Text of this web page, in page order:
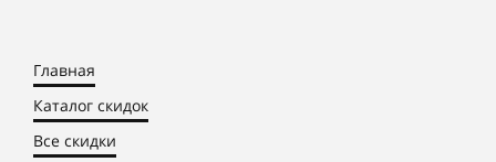
Главная
Каталог скидок
Все скидки